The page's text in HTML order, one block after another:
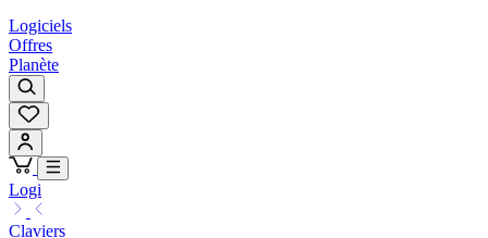
Logiciels
Offres
Planète
Logi
Claviers